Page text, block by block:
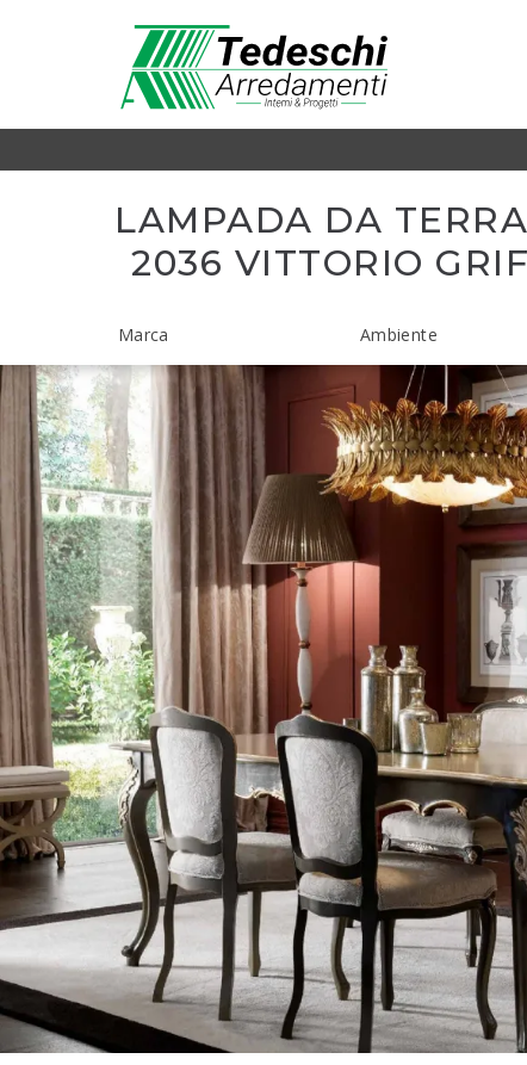
LAMPADA DA
2036 VITTORIO
Marca Ambiente